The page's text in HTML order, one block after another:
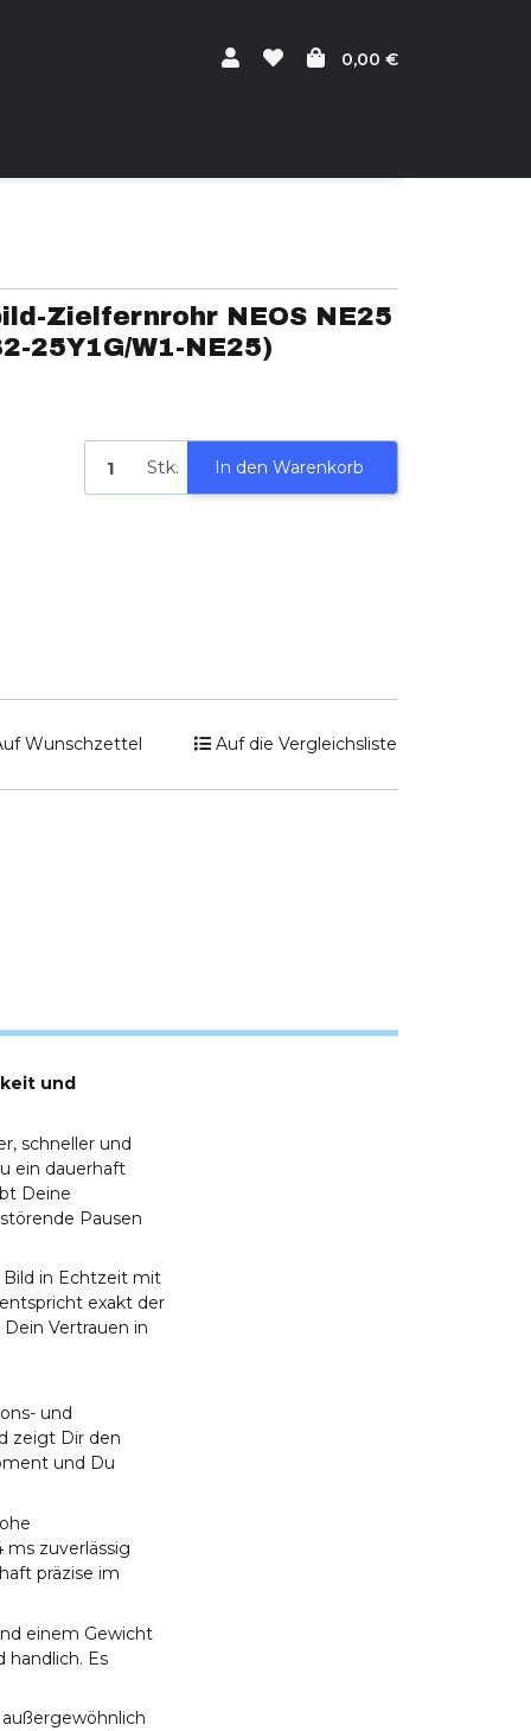
0,00 €
Zielfernrohr NEOS NE25
25Y1G/W1-NE25)
Stk. In den Warenkorb
Wunschzettel Auf die Vergleichsliste
und
schneller und
ein dauerhaft
Deine
Pausen
Bild in Echtzeit mit
exakt der
Vertrauen in
und
zeigt Dir den
und Du
zuverlässig
präzise im
einem Gewicht
handlich. Es